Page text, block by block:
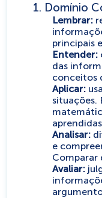
1. Domínio
Lembrar:
principais
Entender:
das
conceitos
Aplicar:
situações.
Analisar:
e
Comparar
Avaliar: